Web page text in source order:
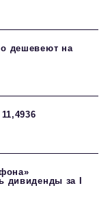
дешевеют на
дивиденды за I